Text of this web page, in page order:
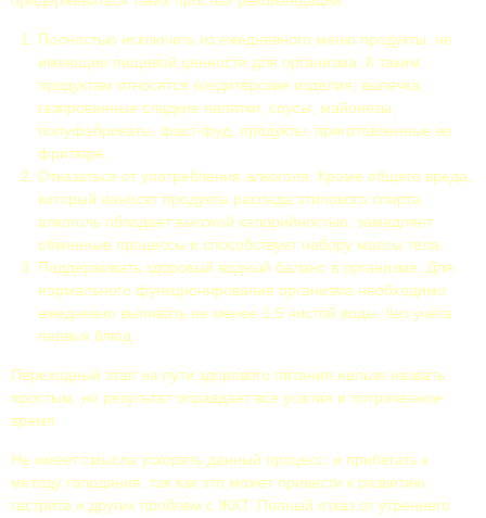
Полностью исключить из ежедневного меню продукты, не
имеющие пищевой ценности для организма. К таким
продуктам относятся кондитерские изделия, выпечка,
газированные сладкие напитки, соусы, майонезы,
полуфабрикаты, фаст-фуд, продукты, приготовленные во
фритюре.
Отказаться от употребления алкоголя. Кроме общего вреда,
который наносят продукты распада этилового спирта,
алкоголь обладает высокой калорийностью, замедляет
обменные процессы и способствует набору массы тела.
Поддерживать здоровый водный баланс в организме. Для
нормального функционирования организма необходимо
ежедневно выпивать не менее 1,5 чистой воды, без учёта
первых блюд.
Переходный этап на пути здорового питания нельзя назвать
простым, но результат оправдает все усилия и потраченное
время.
Не имеет смысла ускорять данный процесс, и прибегать к
методу голодания, так как это может привести к развитию
гастрита и других проблем с ЖКТ. Полный отказ от утреннего